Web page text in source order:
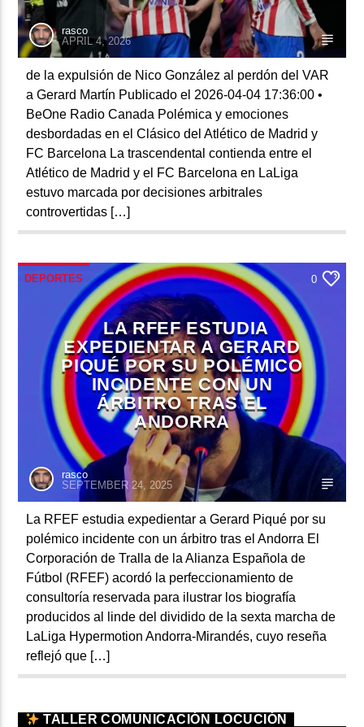
rasco
APRIL 4, 2026
de la expulsión de Nico González al perdón del VAR
a Gerard Martín Publicado el 2026-04-04 17:36:00 •
BeOne Radio Canada Polémica y emociones
desbordadas en el Clásico del Atlético de Madrid y
FC Barcelona La trascendental contienda entre el
Atlético de Madrid y el FC Barcelona en LaLiga
estuvo marcada por decisiones arbitrales
controvertidas […]
DEPORTES 0
LA RFEF ESTUDIA
EXPEDIENTAR A GERARD
PIQUÉ POR SU POLÉMICO
INCIDENTE CON UN
ÁRBITRO TRAS EL
ANDORRA
rasco
SEPTEMBER 24, 2025
La RFEF estudia expedientar a Gerard Piqué por su
polémico incidente con un árbitro tras el Andorra El
Corporación de Tralla de la Alianza Española de
Fútbol (RFEF) acordó la perfeccionamiento de
consultoría reservada para ilustrar los biografía
producidos al linde del dividido de la sexta marcha de
LaLiga Hypermotion Andorra-Mirandés, cuyo reseña
reflejó que […]
TALLER COMUNICACIÓN LOCUCIÓN